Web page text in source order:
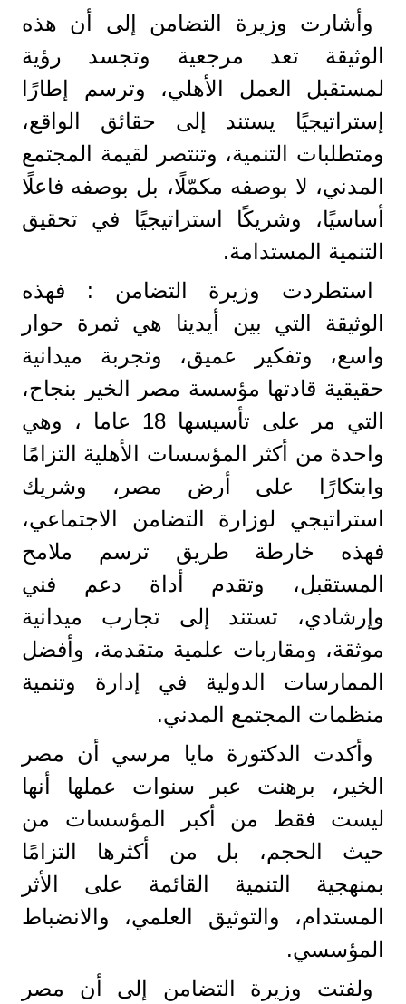
وأشارت وزيرة التضامن إلى أن هذه
الوثيقة تعد مرجعية وتجسد رؤية
لمستقبل العمل الأهلي، وترسم إطارًا
إستراتيجيًا يستند إلى حقائق الواقع،
ومتطلبات التنمية، وتنتصر لقيمة المجتمع
المدني، لا بوصفه مكمّلًا، بل بوصفه فاعلًا
أساسيًا، وشريكًا استراتيجيًا في تحقيق
التنمية المستدامة.
استطردت وزيرة التضامن : فهذه
الوثيقة التي بين أيدينا هي ثمرة حوار
واسع، وتفكير عميق، وتجربة ميدانية
حقيقية قادتها مؤسسة مصر الخير بنجاح،
التي مر على تأسيسها 18 عاما ، وهي
واحدة من أكثر المؤسسات الأهلية التزامًا
وابتكارًا على أرض مصر، وشريك
استراتيجي لوزارة التضامن الاجتماعي،
فهذه خارطة طريق ترسم ملامح
المستقبل، وتقدم أداة دعم فني
وإرشادي، تستند إلى تجارب ميدانية
موثقة، ومقاربات علمية متقدمة، وأفضل
الممارسات الدولية في إدارة وتنمية
منظمات المجتمع المدني.
وأكدت الدكتورة مايا مرسي أن مصر
الخير، برهنت عبر سنوات عملها أنها
ليست فقط من أكبر المؤسسات من
حيث الحجم، بل من أكثرها التزامًا
بمنهجية التنمية القائمة على الأثر
المستدام، والتوثيق العلمي، والانضباط
المؤسسي.
ولفتت وزيرة التضامن إلى أن مصر